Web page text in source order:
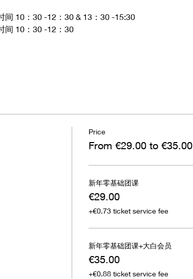
时间 10：30 -12：30 & 13：30 -15:30
间 10：30 -12：30
Price
From €29.00 to €35.00
新年零基础团课
€29.00
+€0.73 ticket service fee
新年零基础团课+大白会员
€35.00
+€0.88 ticket service fee